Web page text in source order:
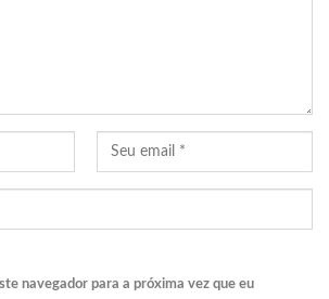
navegador para a próxima vez que eu